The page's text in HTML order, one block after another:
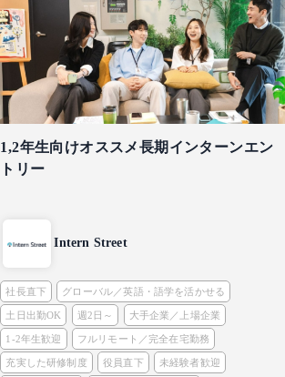
1,2年生向けオススメ長期インターンエン
トリー
Intern Street
社長直下 グローバル／英語・語学を活かせる
土日出勤OK 週2日～ 大手企業／上場企業
1-2年生歓迎 フルリモート／完全在宅勤務
充実した研修制度 役員直下 未経験者歓迎